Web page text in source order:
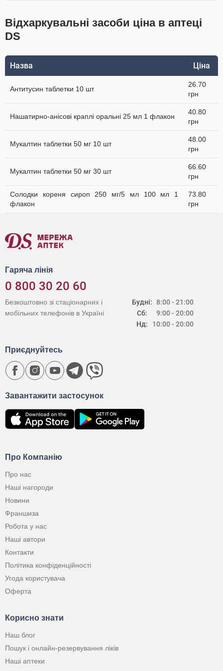
Відхаркувальні засоби ціна в аптеці
DS
Назва Ціна
Антитусин таблетки 10 шт
26.70
грн
Нашатирно-анісові краплі оральні 25 мл 1 флакон
40.80
грн
Мукалтин таблетки 50 мг 10 шт
48.00
грн
Мукалтин таблетки 50 мг 30 шт
66.60
грн
Солодки кореня сироп 250 мг/5 мл 100 мл 1
флакон
73.80
грн
Гаряча лінія
0 800 30 20 60
Будні:
Сб:
Нд:
8:00 - 21:00
9:00 - 20:00
10:00 - 20:00
Безкоштовно зі стаціонарних і
мобільних телефонів в Україні
Про Компанію
Про нас
Наші нагороди
Новини
Франшиза
Робота у нас
Наші автори
Контакти
Політика конфіденційності
Угода користувача
Оферта
Корисно знати
Наш блог
Пошук і онлайн-резервування ліків
Наші аптеки
Завантажити застосунок
Приєднуйтесь